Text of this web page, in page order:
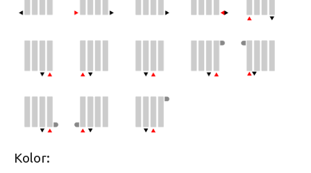
Kolor: